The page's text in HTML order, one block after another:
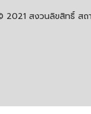
2021 สงวนลิขสิทธิ์ สถา